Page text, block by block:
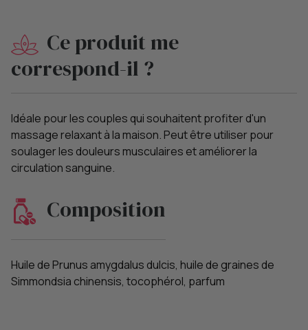
Ce produit me
correspond-il ?
Idéale pour les couples qui souhaitent profiter d'un
massage relaxant à la maison. Peut être utiliser pour
soulager les douleurs musculaires et améliorer la
circulation sanguine.
Composition
Huile de Prunus amygdalus dulcis, huile de graines de
Simmondsia chinensis, tocophérol, parfum